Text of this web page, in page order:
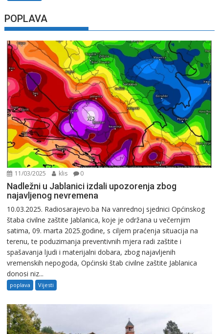
POPLAVA
11/03/2025 klis 0
Nadležni u Jablanici izdali upozorenja zbog
najavljenog nevremena
10.03.2025. Radiosarajevo.ba Na vanrednoj sjednici Općinskog
štaba civilne zaštite Jablanica, koje je održana u večernjim
satima, 09. marta 2025.godine, s ciljem praćenja situacija na
terenu, te poduzimanja preventivnih mjera radi zaštite i
spašavanja ljudi i materijalni dobara, zbog najavljenih
vremenskih nepogoda, Općinski štab civilne zaštite Jablanica
donosi niz...
poplava Vijesti